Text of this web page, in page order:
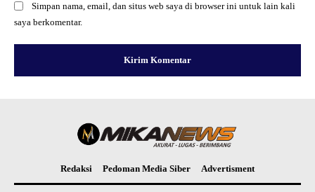
Simpan nama, email, dan situs web saya di browser ini untuk lain kali
saya berkomentar.
Redaksi Pedoman Media Siber Advertisment